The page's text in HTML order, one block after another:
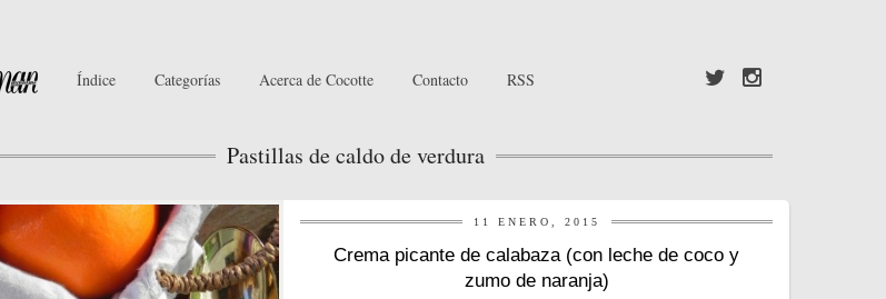
Índice Categorías Acerca de Cocotte Contacto RSS
Pastillas de caldo de verdura
11 ENERO, 2015
Crema picante de calabaza (con leche de coco y
zumo de naranja)